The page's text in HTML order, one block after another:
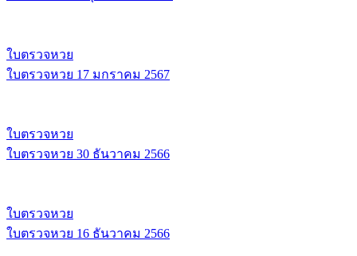
ใบตรวจหวย
ใบตรวจหวย 17 มกราคม 2567
ใบตรวจหวย
ใบตรวจหวย 30 ธันวาคม 2566
ใบตรวจหวย
ใบตรวจหวย 16 ธันวาคม 2566